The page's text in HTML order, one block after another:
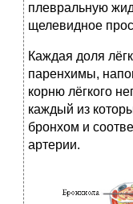
плевральную
щелевидное
Каждая доля
паренхимы,
корню лёгкого
каждый из
бронхом и
артерии.